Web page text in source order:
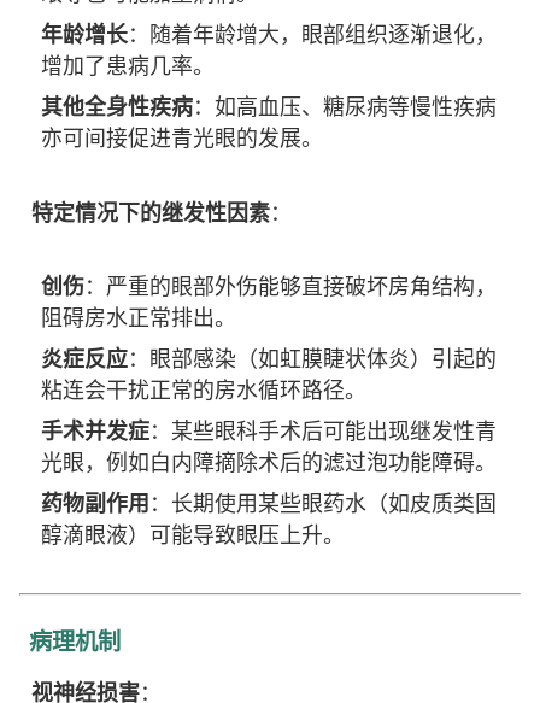
年龄增长：随着年龄增大，眼部组织逐渐退化，
增加了患病几率。
其他全身性疾病：如高血压、糖尿病等慢性疾病
亦可间接促进青光眼的发展。
特定情况下的继发性因素：
创伤：严重的眼部外伤能够直接破坏房角结构，
阻碍房水正常排出。
炎症反应：眼部感染（如虹膜睫状体炎）引起的
粘连会干扰正常的房水循环路径。
手术并发症：某些眼科手术后可能出现继发性青
光眼，例如白内障摘除术后的滤过泡功能障碍。
药物副作用 ：长期使用某些眼药水（如皮质类固
醇滴眼液）可能导致眼压上升。
病理机制
视神经损害：